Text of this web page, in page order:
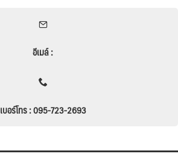
อีเมล์ :
เบอร์โทร : 095-723-2693